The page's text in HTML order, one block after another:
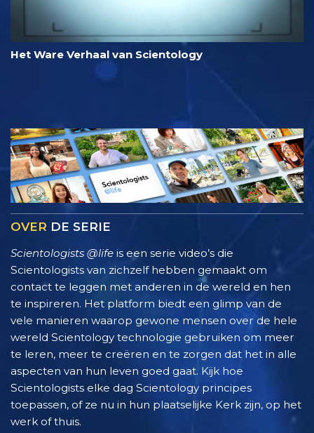
Het Ware Verhaal van Scientology
OVER DE SERIE
Scientologists @life is een serie video’s die
Scientologists van zichzelf hebben gemaakt om
contact te leggen met anderen in de wereld en hen
te inspireren. Het platform biedt een glimp van de
vele manieren waarop gewone mensen over de hele
wereld Scientology technologie gebruiken om meer
te leren, meer te creëren en te zorgen dat het in alle
aspecten van hun leven goed gaat. Kijk hoe
Scientologists elke dag Scientology principes
toepassen, of ze nu in hun plaatselijke Kerk zijn, op het
werk of thuis.